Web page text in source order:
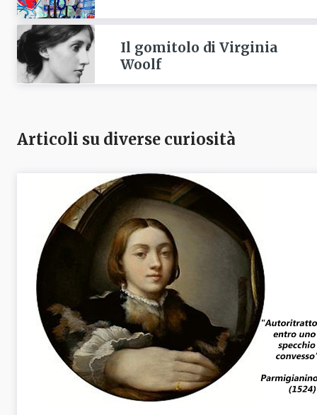
Il gomitolo di Virginia
Woolf
Articoli su diverse curiosità